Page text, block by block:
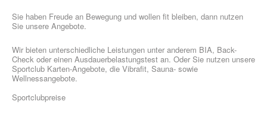
GESUNDHEITSSPORT
Sie haben Freude an Bewegung und wollen fit bleiben, dann nutzen
Sie unsere Angebote.
Wir bieten unterschiedliche Leistungen unter anderem BIA, Back-
Check oder einen Ausdauerbelastungstest an. Oder Sie nutzen unsere
Sportclub Karten-Angebote, die Vibrafit, Sauna- sowie
Wellnessangebote.
Sportclubpreise